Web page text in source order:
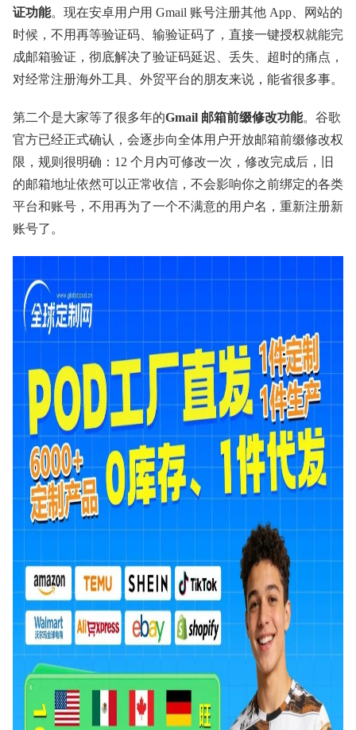
证功能。现在安卓用户用 Gmail 账号注册其他 App、网站的
时候，不用再等验证码、输验证码了，直接一键授权就能完
成邮箱验证，彻底解决了验证码延迟、丢失、超时的痛点，
对经常注册海外工具、外贸平台的朋友来说，能省很多事。
第二个是大家等了很多年的Gmail 邮箱前缀修改功能。谷歌
官方已经正式确认，会逐步向全体用户开放邮箱前缀修改权
限，规则很明确：12 个月内可修改一次，修改完成后，旧
的邮箱地址依然可以正常收信，不会影响你之前绑定的各类
平台和账号，不用再为了一个不满意的用户名，重新注册新
账号了。